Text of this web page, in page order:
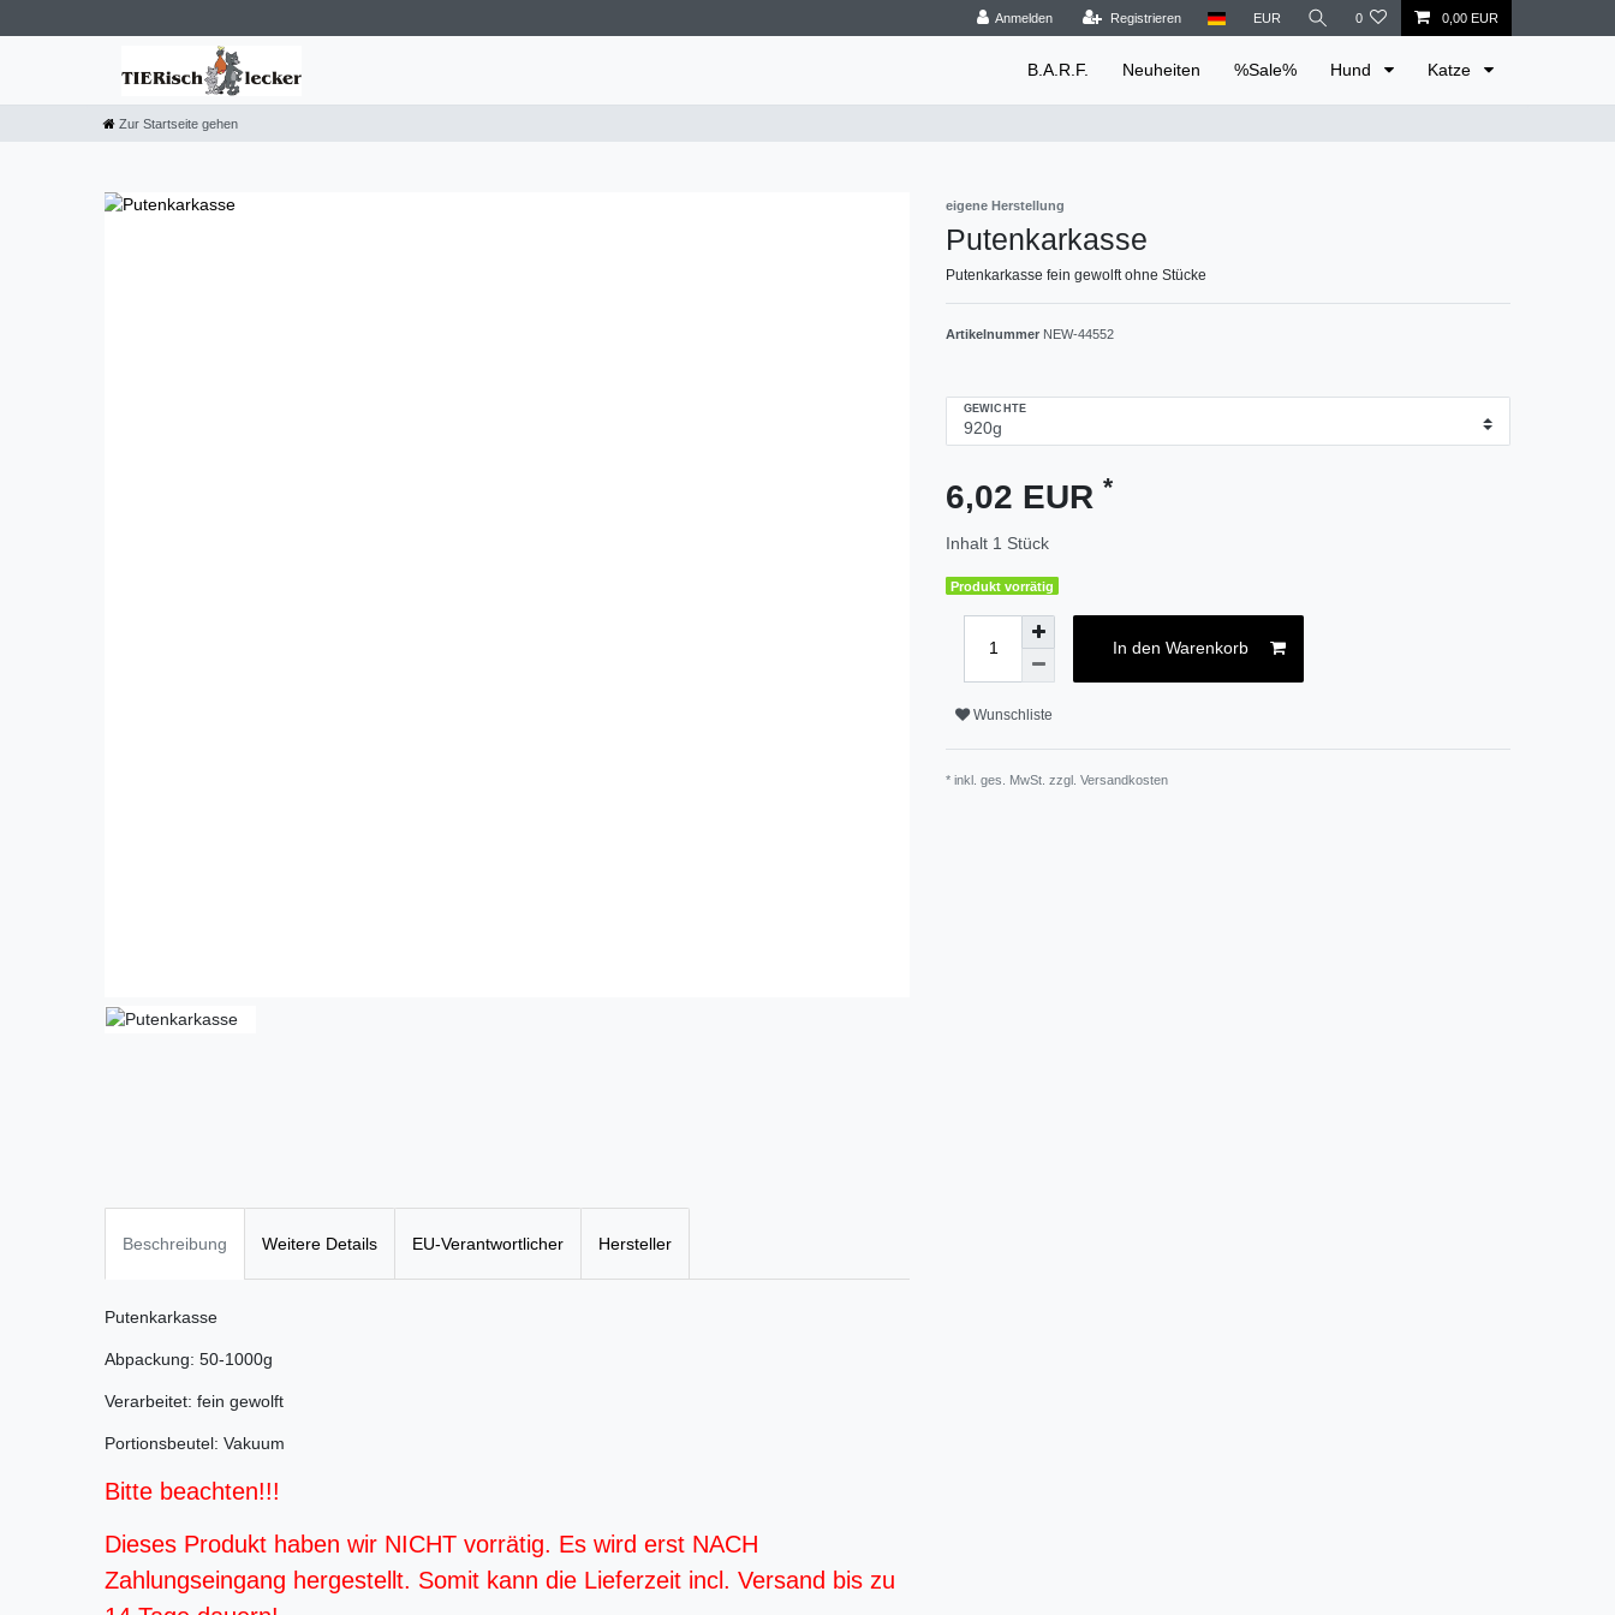
Anmelden Registrieren EUR 0 0,00 EUR
B.A.R.F. Neuheiten %Sale% Hund Katze
Zur Startseite gehen
eigene Herstellung
Putenkarkasse
Putenkarkasse fein gewolft ohne Stücke
Artikelnummer NEW-44552
GEWICHTE
6,02 EUR *
Inhalt 1 Stück
Produkt vorrätig
In den Warenkorb
Wunschliste
* inkl. ges. MwSt. zzgl. Versandkosten
Beschreibung Weitere Details EU-Verantwortlicher Hersteller
Putenkarkasse
Abpackung: 50-1000g
Verarbeitet: fein gewolft
Portionsbeutel: Vakuum
Bitte beachten!!!
Dieses Produkt haben wir NICHT vorrätig. Es wird erst NACH
Zahlungseingang hergestellt. Somit kann die Lieferzeit incl. Versand bis zu